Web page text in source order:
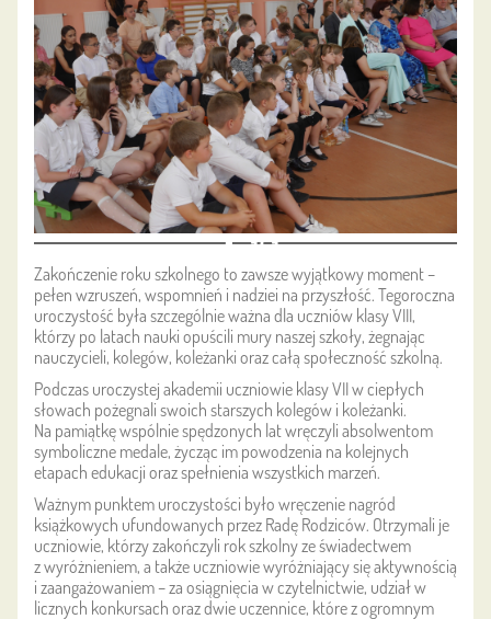
151
Zakończenie roku szkolnego to zawsze wyjątkowy moment –
pełen wzruszeń, wspomnień i nadziei na przyszłość. Tegoroczna
uroczystość była szczególnie ważna dla uczniów klasy VIII,
którzy po latach nauki opuścili mury naszej szkoły, żegnając
nauczycieli, kolegów, koleżanki oraz całą społeczność szkolną.
Podczas uroczystej akademii uczniowie klasy VII w ciepłych
słowach pożegnali swoich starszych kolegów i koleżanki.
Na pamiątkę wspólnie spędzonych lat wręczyli absolwentom
symboliczne medale, życząc im powodzenia na kolejnych
etapach edukacji oraz spełnienia wszystkich marzeń.
Ważnym punktem uroczystości było wręczenie nagród
książkowych ufundowanych przez Radę Rodziców. Otrzymali je
uczniowie, którzy zakończyli rok szkolny ze świadectwem
z wyróżnieniem, a także uczniowie wyróżniający się aktywnością
i zaangażowaniem – za osiągnięcia w czytelnictwie, udział w
licznych konkursach oraz dwie uczennice, które z ogromnym